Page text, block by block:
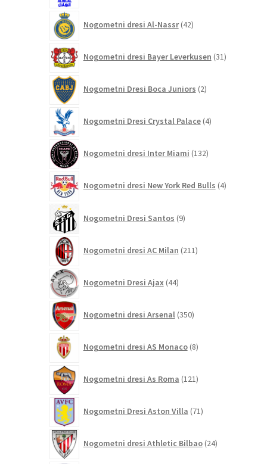
Nogometni dresi Al-Nassr 42izdelkov
Nogometni dresi Bayer Leverkusen 31izdelkov
Nogometni Dresi Boca Juniors 2izdelka
Nogometni Dresi Crystal Palace 4izdelki
Nogometni dresi Inter Miami 132izdelkov
Nogometni dresi New York Red Bulls 4izdelki
Nogometni Dresi Santos 9izdelkov
Nogometni dresi AC Milan 211izdelkov
Nogometni Dresi Ajax 44izdelkov
Nogometni dresi Arsenal 350izdelkov
Nogometni dresi AS Monaco 8izdelkov
Nogometni dresi As Roma 121izdelkov
Nogometni Dresi Aston Villa 71izdelkov
Nogometni dresi Athletic Bilbao 24izdelkov